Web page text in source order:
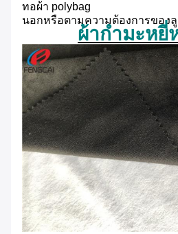
ทอผ้า polybag
นอกหรือตามความต้องการของ
ผ้ากำมะหยี่